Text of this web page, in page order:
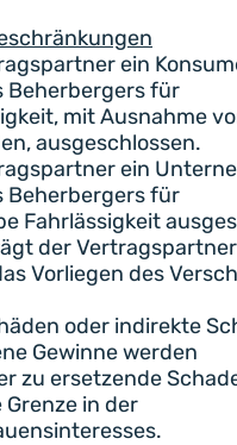
ein
Beherbergers für
mit Ausnahme
ausgeschlossen.
ein
Beherbergers für
Fahrlässigkeit
der
Vorliegen des
oder indirekte
Gewinne werden
zu ersetzende
Grenze in der